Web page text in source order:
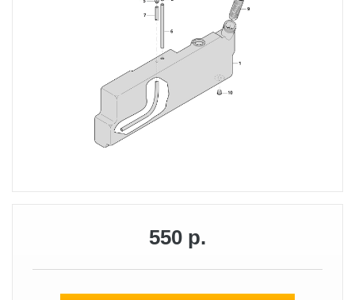
550 р.